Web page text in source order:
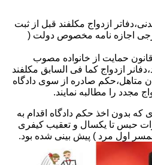
۱۰۶۰ قانون مدنی،دفاتر ازدواج مکلفند قبل از ثبت
خارجی اجازه نامه مخصوص دولت (
با توجه به عدم نسخ ماده ۱۶ قانون حمایت از خانواده مصوب
ازدواج کما فی السابق مکلفند
متاهل،حکم صادره از سوی دادگاه
مجدد را مطالبه نمایند.
بدون اخذ حکم دادگاه اقدام به
حبس تا یکسال و تعقیب کیفری
اول مرد ) پیش بینی شده بود.